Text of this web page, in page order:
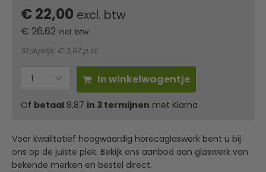
€ 22,00 excl. btw
€ 26,62 incl. btw
Stukprijs: € 3,67 p.st.
In winkelwagentje
Of betaal 8,87 in 3 termijnen met Klarna
Voor kwalitatief hoogwaardig horecaglaswerk bent u bij
ons op de juiste plek. Bekijk ons aanbod aan glaswerk van
bekende merken en bestel direct.